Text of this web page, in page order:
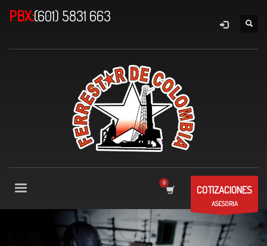
PBX:(601) 5831 663
COTIZACIONES
ASESORIA